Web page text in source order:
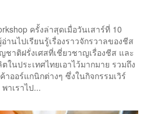
ครั้งล่าสุดเมื่อวันเสาร์ที่ 10
นไปเรียนรู้เรื่องราวจักรวาลของชีส
ชาติฝรั่งเศสที่เชี่ยวชาญเรื่องชีส และ
นประเทศไทยเอาไว้มากมาย รวมถึง
ออร์แกนิกต่างๆ ซึ่งในกิจกรรมเวิร์
าเราไป...